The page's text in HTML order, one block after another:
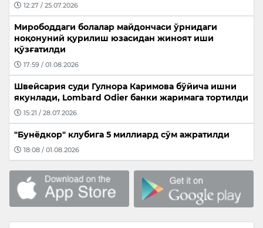
12:27 / 25.07.2026
Мирободдаги болалар майдончаси ўрнидаги
ноқонуний қурилиш юзасидан жиноят иши
қўзғатилди
17:59 / 01.08.2026
Швейсария суди Гулнора Каримова бўйича ишни
якунлади, Lombard Odier банки жаримага тортилди
15:21 / 28.07.2026
"Бунёдкор" клубига 5 миллиард сўм ажратилди
18:08 / 01.08.2026